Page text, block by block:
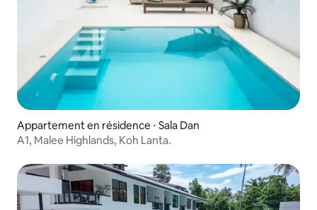
Appartement en résidence ⋅ Sala Dan
A1, Malee Highlands, Koh Lanta.